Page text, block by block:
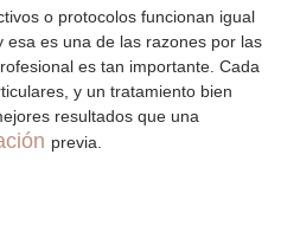
o protocolos funcionan igual
esa es una de las razones por las
es tan importante. Cada
y un tratamiento bien
resultados que una
previa.